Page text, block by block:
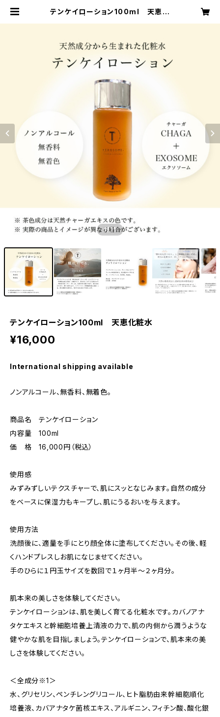
テンケイローション100ml 天恵化
1/11
テンケイローション100ml 天恵化粧水
¥16,000
International shipping available
ノンアルコール、無香料、無着色。
商品名 テンケイローション
内容量 100ml
価 格 16,000円（税込）
使用感
みずみずしいテクスチャーで、肌にスッとなじみます。自然の成分
をベースに保湿力もキープし、肌にうるおいを与えます。
使用方法
洗顔後に、適量を手にとり顔全体に塗布してください。その後、軽
くハンドプレスしお肌になじませてください。
手のひらに１円玉サイズを数回で１ヶ月半〜２ヶ月分。
肌本来の美しさを体験してください。
テンケイローションは、肌を美しく育てる化粧水です。カバノアナ
タケエキスと幹細胞培養上清液の力で、肌の内側から潤うような
健やかな肌を目指しましょう。テンケイローションで、肌本来の美
しさを体験してください。
＜全成分※1＞
水、グリセリン、ペンチレングリコール、ヒト脂肪由来幹細胞順化
培養液、カバアナタケ菌核エキス、アルギニン、フィチン酸、酸化銀